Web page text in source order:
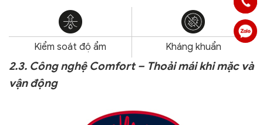
Kiểm soát độ ẩm Kháng khuẩn
2.3. Công nghệ Comfort – Thoải mái khi mặc và
vận động